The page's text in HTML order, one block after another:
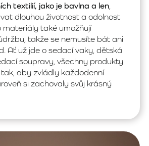
textilií, jako je bavlna a len,
dlouhou životnost a odolnost
materiály také umožňují
takže se nemusíte bát ani
Ať už jde o sedací vaky, dětská
soupravy, všechny produkty
aby zvládly každodenní
si zachovaly svůj krásný